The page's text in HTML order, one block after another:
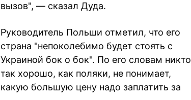
вызов", — сказал Дуда.
Руководитель Польши отметил, что его
страна "непоколебимо будет стоять с
Украиной бок о бок". По его словам никто
так хорошо, как поляки, не понимает,
какую большую цену надо заплатить за